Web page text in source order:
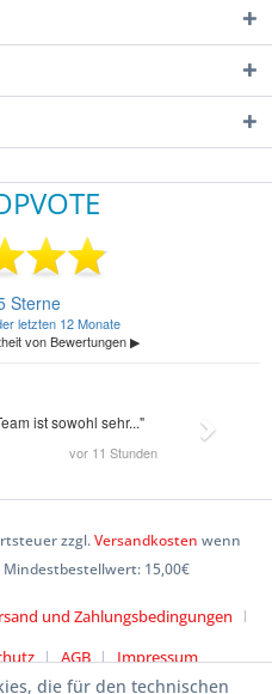
zzgl.Versandkosten wenn
15,00€
und Zahlungsbedingungen
AGB Impressum
die für den technischen